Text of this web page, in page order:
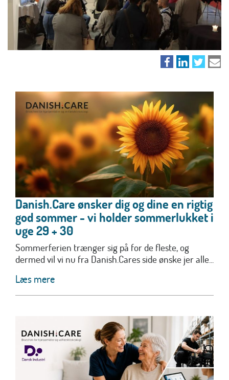
Danish.Care ønsker dig og dine en rigtig
god sommer - vi holder sommerlukket i
uge 29 + 30
Sommerferien trænger sig på for de fleste, og
dermed vil vi nu fra Danish.Cares side ønske jer alle...
Læs mere